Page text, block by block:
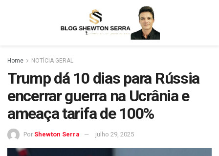
Home NOTÍCIA GERAL
Trump dá 10 dias para Rússia
encerrar guerra na Ucrânia e
ameaça tarifa de 100%
Por Shewton Serra julho 29, 2025